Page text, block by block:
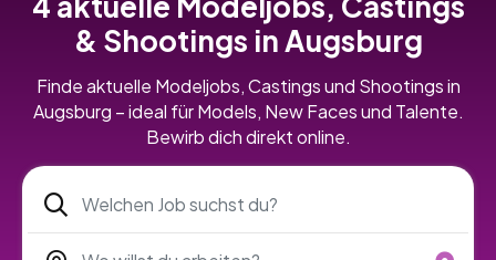
& Shootings in Augsburg
Finde aktuelle Modeljobs, Castings und Shootings in
Augsburg – ideal für Models, New Faces und Talente.
Bewirb dich direkt online.